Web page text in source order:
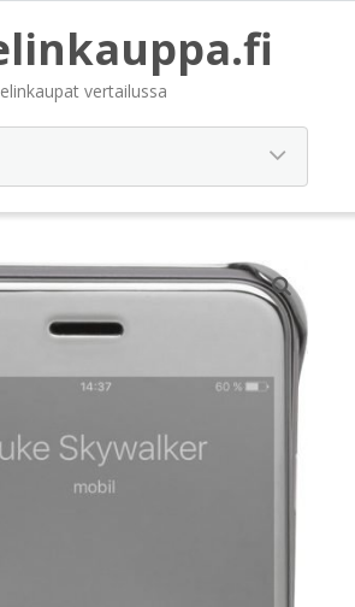
vertailussa